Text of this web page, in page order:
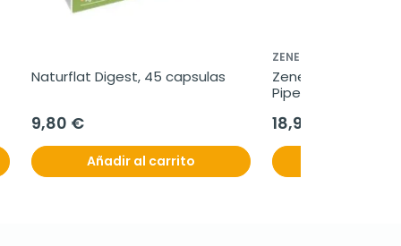
Naturflat Digest, 45 capsulas
9,80 €
Añadir al carrito
ZENEMENT
Zenement Aceite
Piperita, 120
18,97 €